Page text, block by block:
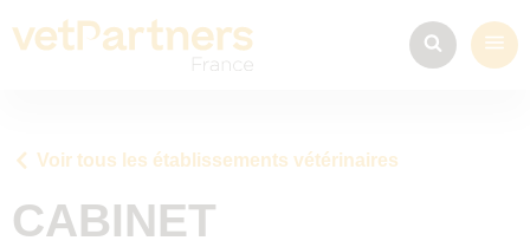
Voir tous les établissements vétérinaires
CABINET